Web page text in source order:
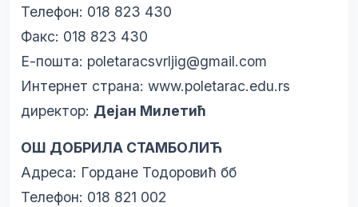
Телефон: 018 823 430
Факс: 018 823 430
Е-пошта: poletaracsvrljig@gmail.com
Интернет страна: www.poletarac.edu.rs
директор: Дејан Милетић
ОШ ДОБРИЛА СТАМБОЛИЋ
Адреса: Гордане Тодоровић бб
Телефон: 018 821 002